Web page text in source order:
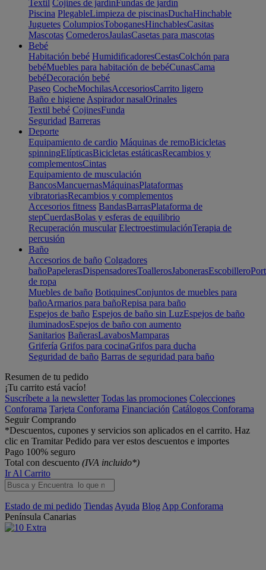
Textil Cojines de jardín Fundas de jardín
Piscina PlegableLimpieza de piscinasDuchaHinchable
Juguetes ColumpiosToboganesHinchablesCasitas
Mascotas ComederosJaulasCasetas para mascotas
Bebé
Habitación bebé HumidificadoresCestasColchón para
bebéMuebles para habitación de bebéCunasCama
bebéDecoración bebé
Paseo CocheMochilasAccesoriosCarrito ligero
Baño e higiene Aspirador nasalOrinales
Textil bebé CojinesFunda
Seguridad Barreras
Deporte
Equipamiento de cardio Máquinas de remoBicicletas
spinningElípticasBicicletas estáticasRecambios y
complementosCintas
Equipamiento de musculación
BancosMancuernasMáquinasPlataformas
vibratoriasRecambios y complementos
Accesorios fitness BandasBarrasPlataforma de
stepCuerdasBolas y esferas de equilibrio
Recuperación muscular ElectroestimulaciónTerapia de
percusión
Baño
Accesorios de baño Colgadores
bañoPapelerasDispensadoresToallerosJabonerasEscobillero
de ropa
Muebles de baño BotiquinesConjuntos de muebles para
bañoArmarios para bañoRepisa para baño
Espejos de baño Espejos de baño sin LuzEspejos de baño
iluminadosEspejos de baño con aumento
Sanitarios BañerasLavabosMamparas
Grifería Grifos para cocinaGrifos para ducha
Seguridad de baño Barras de seguridad para baño
Resumen de tu pedido
¡Tu carrito está vacío!
Suscríbete a la newsletter Todas las promociones Colecciones
Conforama Tarjeta Conforama Financiación Catálogos Conforama
Seguir Comprando
*Descuentos, cupones y servicios son aplicados en el carrito. Haz
clic en Tramitar Pedido para ver estos descuentos e importes
Pago 100% seguro
Total con descuento (IVA incluido*)
Ir Al Carrito
Estado de mi pedido Tiendas Ayuda Blog App Conforama
Península Canarias